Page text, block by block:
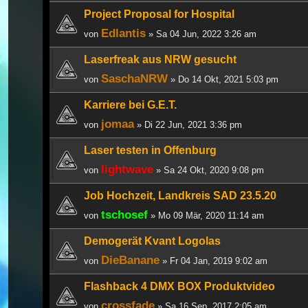
Project Proposal for Hospital
von Edlantis » Sa 04 Jun, 2022 3:26 am
Laserfreak aus NRW gesucht
von SaschaNRW » Do 14 Okt, 2021 5:03 pm
Karriere bei G.E.T.
von jomaa» Di 22 Jun, 2021 3:36 pm
Laser testen in Offenburg
von lightwave » Sa 24 Okt, 2020 9:08 pm
Job Hochzeit, Landkreis SAD 23.5.20
von tschosef » Mo 09 Mär, 2020 11:14 am
Demogerät Kvant Logolas
von DieBanane » Fr 04 Jan, 2019 9:02 am
Flashback 4 DMX BOX Produktvideo
crossfade